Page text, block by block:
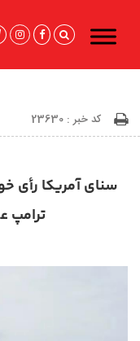
کد خبر : 23630
سنای آمریکا رأی
ترامپ